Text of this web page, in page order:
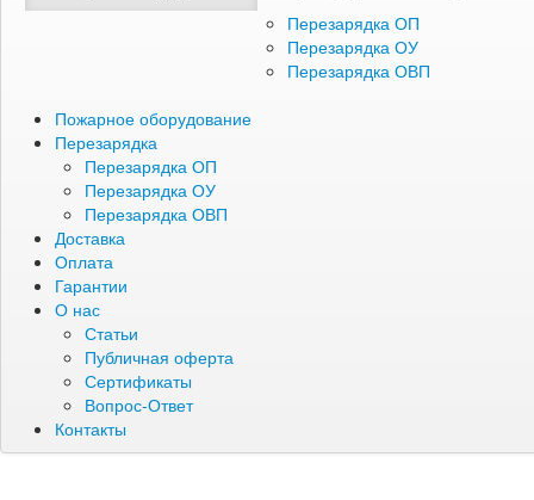
Перезарядка ОП
Перезарядка ОУ
Перезарядка ОВП
Пожарное оборудование
Перезарядка
Перезарядка ОП
Перезарядка ОУ
Перезарядка ОВП
Доставка
Оплата
Гарантии
О нас
Статьи
Публичная оферта
Сертификаты
Вопрос-Ответ
Контакты